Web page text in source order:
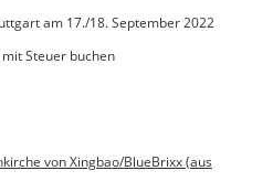
am 17./18. September 2022
Steuer buchen
von Xingbao/BlueBrixx (aus